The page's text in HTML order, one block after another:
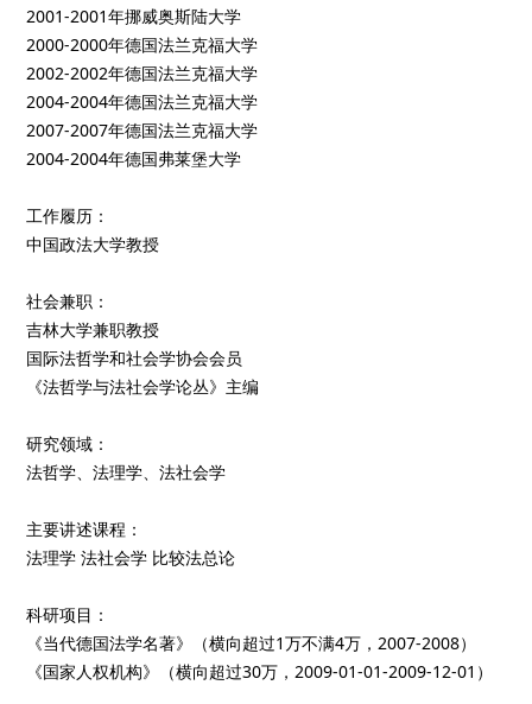
2001-2001年挪威奥斯陆大学
2000-2000年德国法兰克福大学
2002-2002年德国法兰克福大学
2004-2004年德国法兰克福大学
2007-2007年德国法兰克福大学
2004-2004年德国弗莱堡大学
工作履历：
中国政法大学教授
社会兼职：
吉林大学兼职教授
国际法哲学和社会学协会会员
《法哲学与法社会学论丛》主编
研究领域：
法哲学、法理学、法社会学
主要讲述课程：
法理学 法社会学 比较法总论
科研项目：
《当代德国法学名著》（横向超过1万不满4万，2007-2008）
《国家人权机构》（横向超过30万，2009-01-01-2009-12-01）